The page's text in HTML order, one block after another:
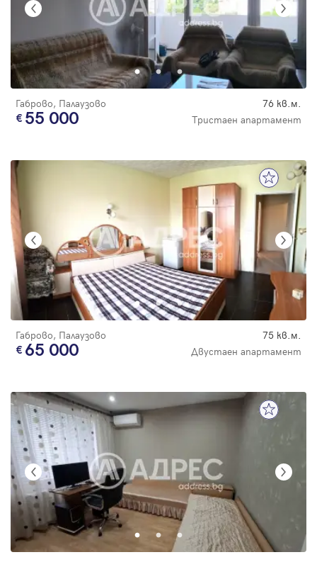
Габрово, Палаузово 76 кв.м.
55 000 Тристаен апартамент
Габрово, Палаузово 75 кв.м.
65 000 Двустаен апартамент